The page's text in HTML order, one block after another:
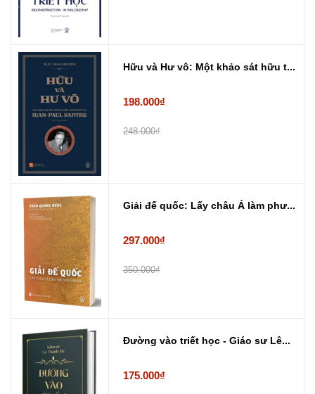
Hữu và Hư vô: Một khảo sát hữu t...
198.000₫
248.000₫
Giải đế quốc: Lấy châu Á làm phư...
297.000₫
350.000₫
Đường vào triết học - Giáo sư Lê...
175.000₫